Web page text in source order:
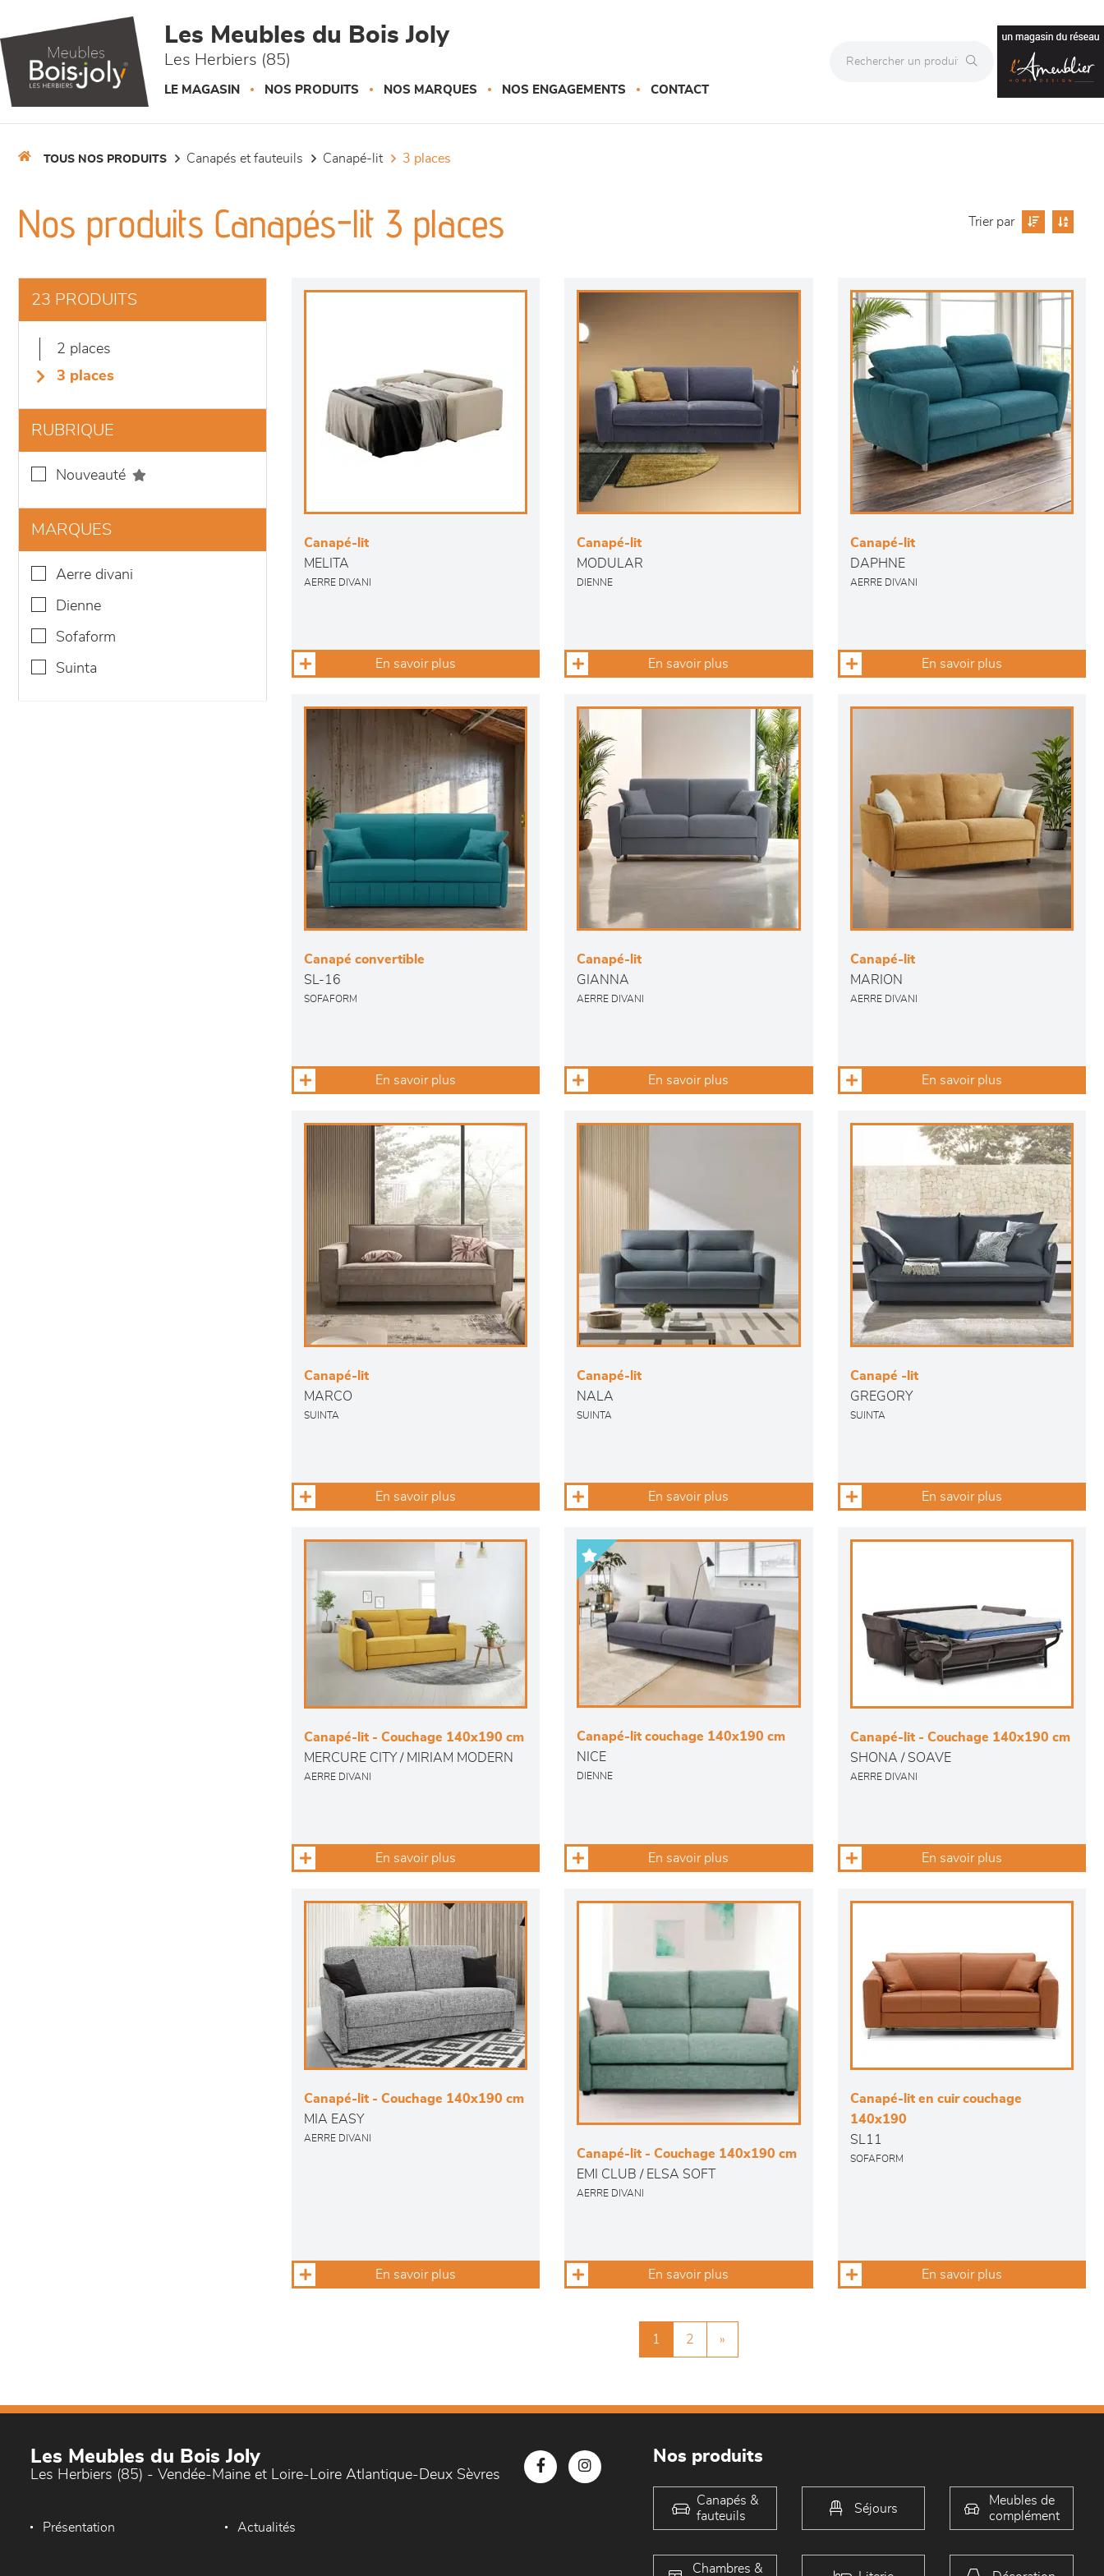
Les Meubles du Bois Joly
Les Herbiers (85)
LE MAGASIN NOS PRODUITS NOS MARQUES NOS ENGAGEMENTS CONTACT
TOUS NOS PRODUITS canapés et fauteuils canapé-lit 3 places
Nos produits Canapés-lit 3 places Trier par
23 PRODUITS
2 places
3 places
RUBRIQUE
nouveauté
MARQUES
aerre divani
dienne
sofaform
suinta
Canapé-lit
MELITA
AERRE DIVANI
En savoir plus
Canapé-lit
MODULAR
DIENNE
En savoir plus
Canapé-lit
DAPHNE
AERRE DIVANI
En savoir plus
Canapé convertible
SL-16
SOFAFORM
En savoir plus
Canapé-lit
GIANNA
AERRE DIVANI
En savoir plus
Canapé-lit
MARION
AERRE DIVANI
En savoir plus
Canapé-lit
MARCO
SUINTA
En savoir plus
Canapé-lit
NALA
SUINTA
En savoir plus
Canapé -lit
GREGORY
SUINTA
En savoir plus
Canapé-lit - Couchage 140x190 cm
MERCURE CITY / MIRIAM MODERN
AERRE DIVANI
En savoir plus
Canapé-lit couchage 140x190 cm
NICE
DIENNE
En savoir plus
Canapé-lit - Couchage 140x190 cm
SHONA / SOAVE
AERRE DIVANI
En savoir plus
Canapé-lit - Couchage 140x190 cm
MIA EASY
AERRE DIVANI
En savoir plus
Canapé-lit - Couchage 140x190 cm
EMI CLUB / ELSA SOFT
AERRE DIVANI
En savoir plus
Canapé-lit en cuir couchage
140x190
SL11
SOFAFORM
En savoir plus
1 2 »
Les Meubles du Bois Joly
Les Herbiers (85) - Vendée-Maine et Loire-Loire Atlantique-Deux Sèvres
Présentation Actualités
Nos produits
Canapés &
fauteuils
Séjours
Meubles de
complément
Chambres &